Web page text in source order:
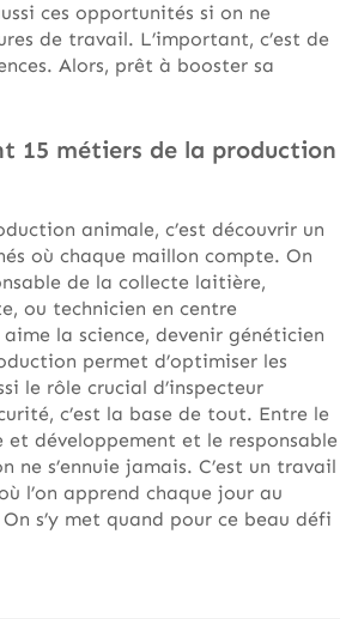
ces opportunités si on ne
de travail. L’important, c’est de
Alors, prêt à booster sa
15 métiers de la production
animale, c’est découvrir un
où chaque maillon compte. On
de la collecte laitière,
ou technicien en centre
la science, devenir généticien
permet d’optimiser les
le rôle crucial d’inspecteur
c’est la base de tout. Entre le
et développement et le responsable
ne s’ennuie jamais. C’est un travail
l’on apprend chaque jour au
s’y met quand pour ce beau défi